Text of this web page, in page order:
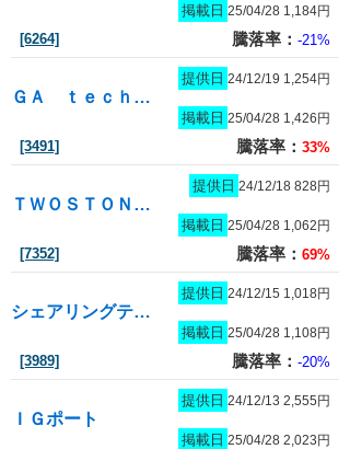
掲載日 25/04/28 1,184円
[6264] 騰落率： -21%
ＧＡ ｔｅｃｈｎｏｌｏｇｉｅｓ
提供日 24/12/19 1,254円
掲載日 25/04/28 1,426円
[3491] 騰落率： 33%
ＴＷＯＳＴＯＮＥ＆Ｓｏｎｓ
提供日 24/12/18 828円
掲載日 25/04/28 1,062円
[7352] 騰落率： 69%
シェアリングテクノロジー
提供日 24/12/15 1,018円
掲載日 25/04/28 1,108円
[3989] 騰落率： -20%
ＩＧポート
提供日 24/12/13 2,555円
掲載日 25/04/28 2,023円